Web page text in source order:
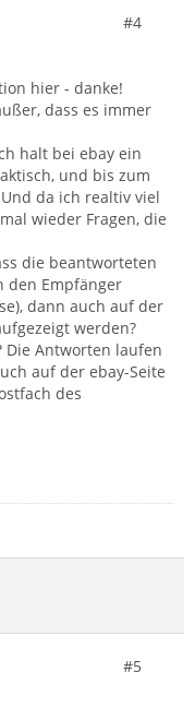
#4
hier - danke!
dass es immer
halt bei ebay ein
und bis zum
da ich realtiv viel
wieder Fragen, die
die beantworteten
den Empfänger
dann auch auf der
werden?
Die Antworten laufen
auf der ebay-Seite
des
#5